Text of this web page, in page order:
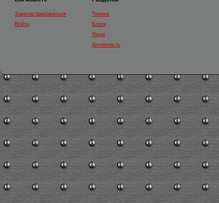
Зарегистрироваться
Войти
Топики
Блоги
Люди
Активность